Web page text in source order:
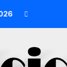
Náutica de la